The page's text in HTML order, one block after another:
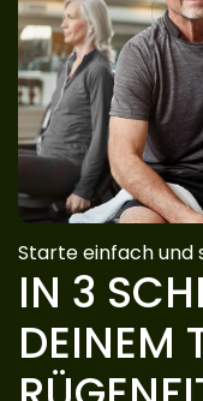
IN 3
DEINEM
Starte einfach und